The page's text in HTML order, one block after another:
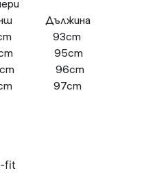
93cm
95cm
96cm
97cm
fit